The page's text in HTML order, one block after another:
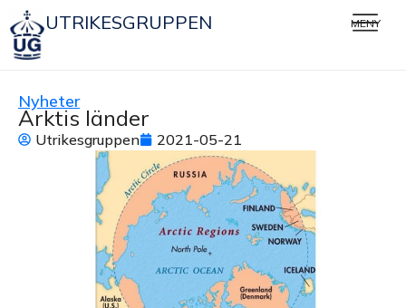
UTRIKESGRUPPEN MENY
Nyheter
Arktis länder
Utrikesgruppen 2021-05-21